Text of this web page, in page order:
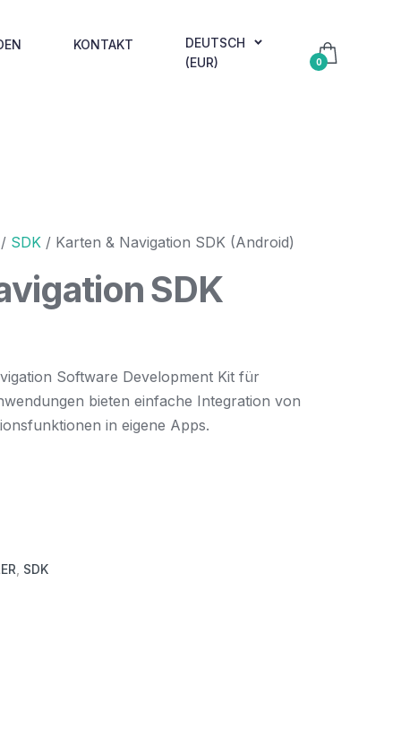
KONTAKT
DEUTSCH
(EUR)
0
/ SDK / Karten & Navigation SDK (Android)
SDK
Software Development Kit für
bieten einfache Integration von
in eigene Apps.
SDK